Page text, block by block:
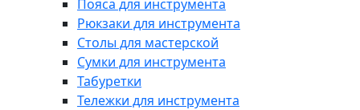
Пояса для инструмента
Рюкзаки для инструмента
Столы для мастерской
Сумки для инструмента
Табуретки
Тележки для инструмента